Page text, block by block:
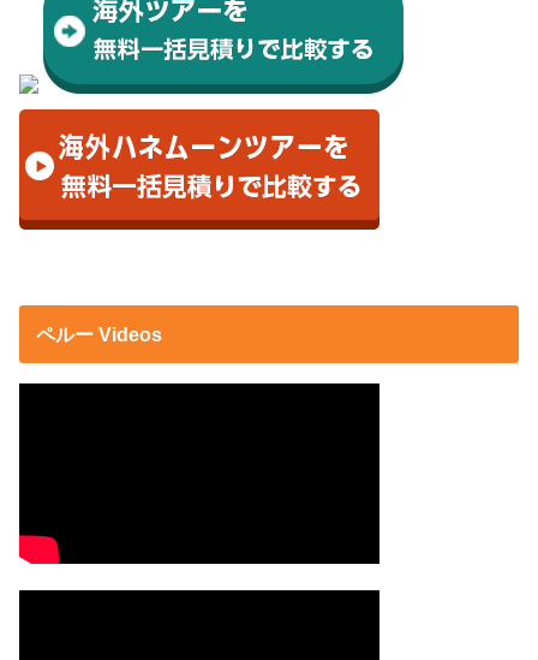
ペルー Videos